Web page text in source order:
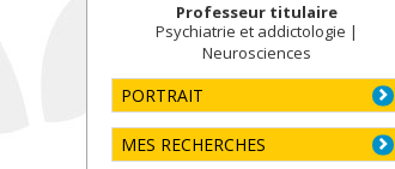
Professeur titulaire
Psychiatrie et addictologie |
Neurosciences
PORTRAIT
MES RECHERCHES